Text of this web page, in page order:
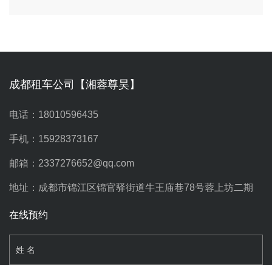
成都租车公司【湘蓉尊昊】
电话：18010596435
手机：15928373167
邮箱：2337276652@qq.com
地址：成都市锦江区锦官驿街道牛王庙巷78号蓉上坊二期
在线预约